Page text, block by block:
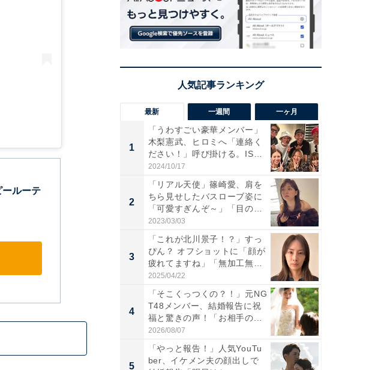
ルーテ
最新 一週間 一ヶ月
1
「うわすごい豪華メンバー」
木梨憲武、ヒロミへ「連絡く
ださい！」呼び掛ける。IS
S...
2024/10/17
2
「リアル天使」篠崎愛、肩を
ちら見せしたバスローブ姿に
「可愛すぎんぞ～」「目の表
情...
2023/03/03
3
「これが北川景子！？」すっ
ぴん？ オフショットに「顔が
疲れてますね」「無加工無
表...
2025/04/22
4
「そこくっつくの？！」元NG
T48メンバー、結婚報告に祝
福と驚きの声！「お相手の...
2026/08/07
5
「やっと報告！」人気YouTu
ber、イケメン夫の顔出しで